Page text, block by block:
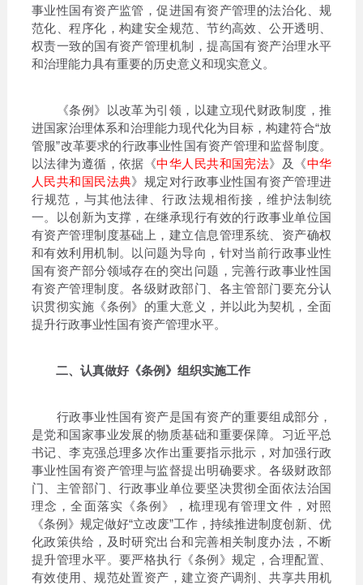
事业性国有资产监管，促进国有资产管理的法治化、规
范化、程序化，构建安全规范、节约高效、公开透明、
权责一致的国有资产管理机制，提高国有资产治理水平
和治理能力具有重要的历史意义和现实意义。
《条例》以改革为引领，以建立现代财政制度，推
进国家治理体系和治理能力现代化为目标，构建符合“放
管服”改革要求的行政事业性国有资产管理和监督制度。
以法律为遵循，依据《中华人民共和国宪法》及《中华
人民共和国民法典》规定对行政事业性国有资产管理进
行规范，与其他法律、行政法规相衔接，维护法制统
一。以创新为支撑，在继承现行有效的行政事业单位国
有资产管理制度基础上，建立信息管理系统、资产确权
和有效利用机制。以问题为导向，针对当前行政事业性
国有资产部分领域存在的突出问题，完善行政事业性国
有资产管理制度。各级财政部门、各主管部门要充分认
识贯彻实施《条例》的重大意义，并以此为契机，全面
提升行政事业性国有资产管理水平。
二、认真做好《条例》组织实施工作
行政事业性国有资产是国有资产的重要组成部分，
是党和国家事业发展的物质基础和重要保障。习近平总
书记、李克强总理多次作出重要指示批示，对加强行政
事业性国有资产管理与监督提出明确要求。各级财政部
门、主管部门、行政事业单位要坚决贯彻全面依法治国
理念，全面落实《条例》，梳理现有管理文件，对照
《条例》规定做好“立改废”工作，持续推进制度创新、优
化政策供给，及时研究出台和完善相关制度办法，不断
提升管理水平。要严格执行《条例》规定，合理配置、
有效使用、规范处置资产，建立资产调剂、共享共用机